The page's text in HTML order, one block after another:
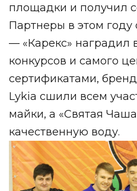
площадки и получил
Партнеры в этом
— «Карекс» наградил
конкурсов и самого
сертификатами,
Lykia сшили всем
майки, а «Святая
качественную воду.